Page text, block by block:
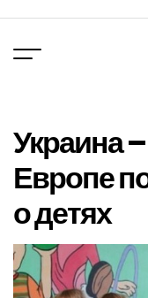
вмісту
Украина
Европе
о детях